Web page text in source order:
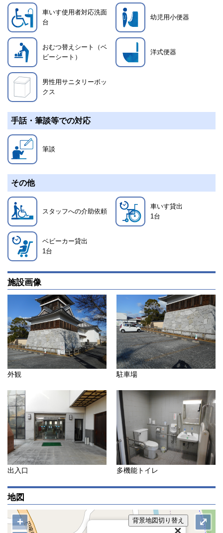
車いす使用者対応洗面
台
幼児用小便器
おむつ替えシート（ベ
ビーシート）
洋式便器
男性用サニタリーボッ
クス
手話・筆談等での対応
筆談
その他
スタッフへの介助依頼
車いす貸出
1台
ベビーカー貸出
1台
施設画像
外観 駐車場
出入口 多機能トイレ
地図
背景地図切り替え
+ ⤢